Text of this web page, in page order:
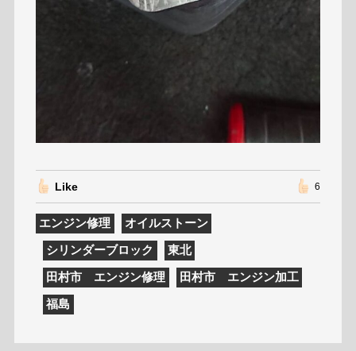
Like 6
エンジン修理 オイルストーン
シリンダーブロック 東北
田村市 エンジン修理 田村市 エンジン加工
福島